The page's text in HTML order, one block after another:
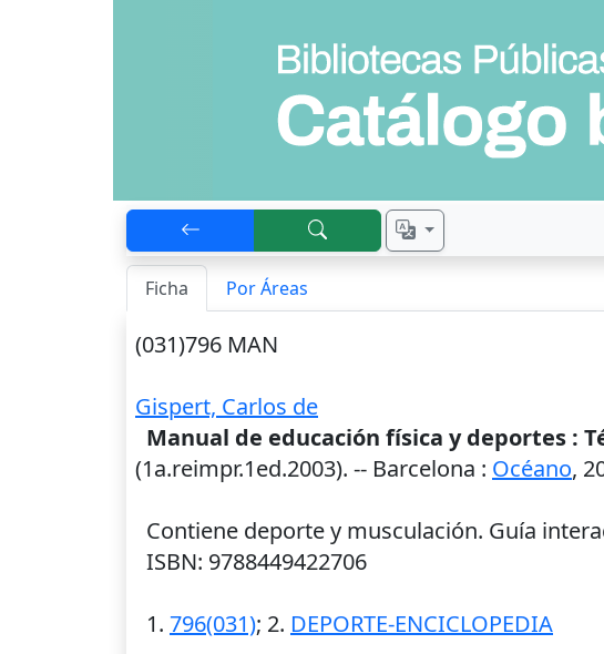
Ficha Por Áreas
(031)796 MAN
Gispert, Carlos de
Manual de educación física y deportes :
(1a.reimpr.1ed.2003). -- Barcelona : Océano,
Contiene deporte y musculación. Guía
ISBN: 9788449422706
1. 796(031); 2. DEPORTE-ENCICLOPEDIA